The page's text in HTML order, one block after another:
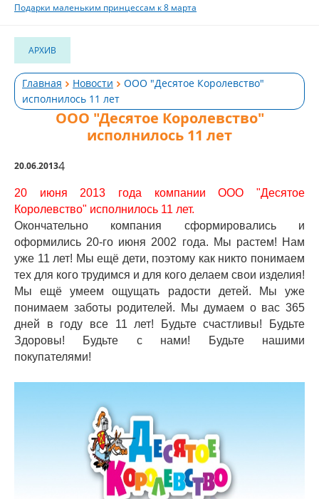
Подарки маленьким принцессам к 8 марта
АРХИВ
Главная Новости
ООО "Десятое Королевство"
исполнилось 11 лет
ООО "Десятое Королевство"
исполнилось 11 лет
20.06.20134
20 июня 2013 года компании ООО "Десятое
Королевство" исполнилось 11 лет.
Окончательно компания сформировались и
оформились 20-го июня 2002 года. Мы растем! Нам
уже 11 лет! Мы ещё дети, поэтому как никто понимаем
тех для кого трудимся и для кого делаем свои изделия!
Мы ещё умеем ощущать радости детей. Мы уже
понимаем заботы родителей. Мы думаем о вас 365
дней в году все 11 лет! Будьте счастливы! Будьте
Здоровы! Будьте с нами! Будьте нашими
покупателями!